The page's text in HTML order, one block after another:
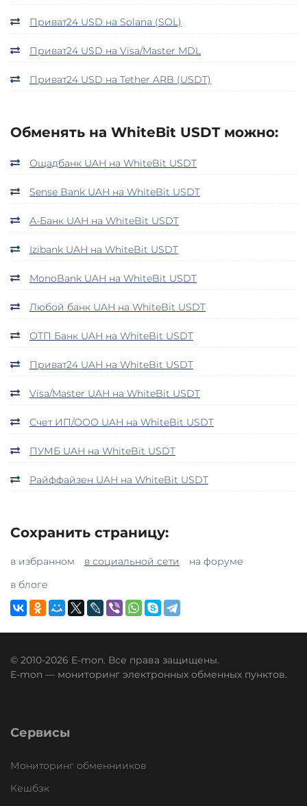
Приват24 USD на Solana (SOL)
Приват24 USD на Visa/Master MDL
Приват24 USD на Tether ARB (USDT)
Обменять на WhiteBit USDT можно:
Ощадбанк UAH на WhiteBit USDT
Sense Bank UAH на WhiteBit USDT
А-Банк UAH на WhiteBit USDT
Izibank UAH на WhiteBit USDT
MonoBank UAH на WhiteBit USDT
Любой банк UAH на WhiteBit USDT
ОТП Банк UAH на WhiteBit USDT
Приват24 UAH на WhiteBit USDT
Visa/Master UAH на WhiteBit USDT
Счет ИП/ООО UAH на WhiteBit USDT
ПУМБ UAH на WhiteBit USDT
Райффайзен UAH на WhiteBit USDT
Сохранить страницу:
в избранном в социальной сети
на форуме
в блоге
© 2010-2026 E-mon. Все права защищены.
E-mon — мониторинг электронных обменных пунктов.
Сервисы
Мониторинг обменнииков
Кешбэк